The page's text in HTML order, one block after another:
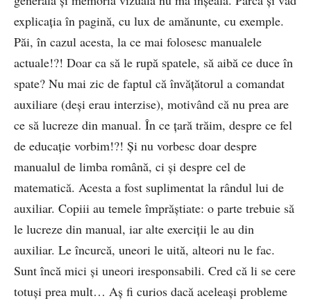
explicația în pagină, cu lux de amănunte, cu exemple.
Păi, în cazul acesta, la ce mai folosesc manualele
actuale!?! Doar ca să le rupă spatele, să aibă ce duce în
spate? Nu mai zic de faptul că învățătorul a comandat
auxiliare (deși erau interzise), motivând că nu prea are
ce să lucreze din manual. În ce țară trăim, despre ce fel
de educație vorbim!?! Și nu vorbesc doar despre
manualul de limba română, ci și despre cel de
matematică. Acesta a fost suplimentat la rândul lui de
auxiliar. Copiii au temele împrăștiate: o parte trebuie să
le lucreze din manual, iar alte exerciții le au din
auxiliar. Le încurcă, uneori le uită, alteori nu le fac.
Sunt încă mici și uneori iresponsabili. Cred că li se cere
totuși prea mult… Aș fi curios dacă aceleași probleme